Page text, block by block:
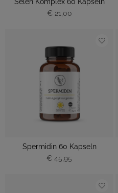
€ 21,00
Spermidin 60 Kapseln
€ 45,95